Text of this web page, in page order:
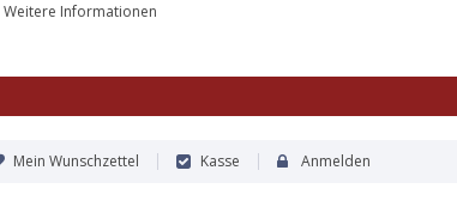
Weitere Informationen
Mein Wunschzettel Kasse Anmelden